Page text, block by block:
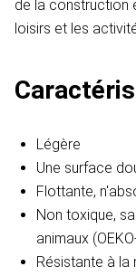
de la construction
loisirs et les
Légère
Une surface
Flottante,
Non toxique,
animaux
Résistante à la